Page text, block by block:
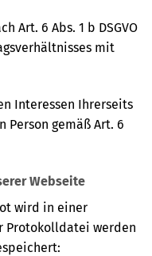
Art. 6 Abs. 1 b DSGVO
mit
Interessen Ihrerseits
gemäß Art. 6
Webseite
wird in einer
Protokolldatei werden